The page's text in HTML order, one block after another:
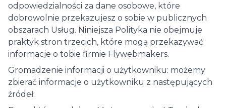
odpowiedzialności za dane osobowe, które
dobrowolnie przekazujesz o sobie w publicznych
obszarach Usług. Niniejsza Polityka nie obejmuje
praktyk stron trzecich, które mogą przekazywać
informacje o tobie firmie Flywebmakers.
Gromadzenie informacji o użytkowniku: możemy
zbierać informacje o użytkowniku z następujących
źródeł: